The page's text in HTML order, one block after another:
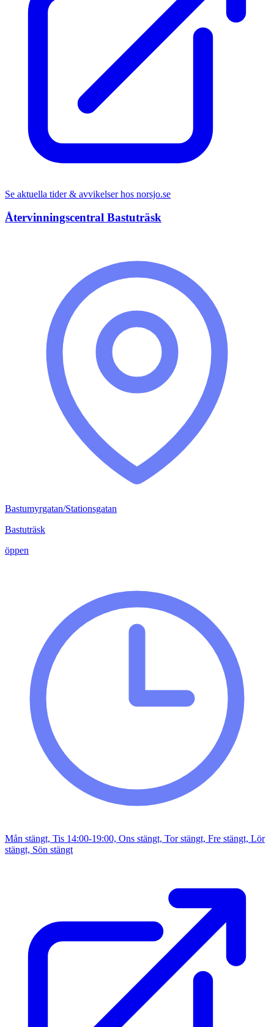
Se aktuella tider & avvikelser hos norsjo.se
Återvinningscentral Bastuträsk
Bastumyrgatan/Stationsgatan
Bastuträsk
öppen
Mån stängt, Tis 14:00-19:00, Ons stängt, Tor stängt, Fre stängt, Lör
stängt, Sön stängt